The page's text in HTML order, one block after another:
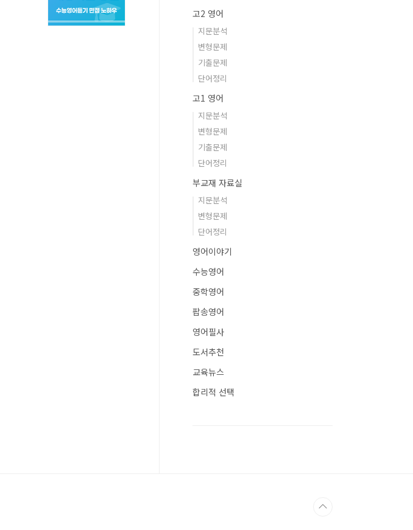
고2 영어
지문분석
변형문제
기출문제
단어정리
고1 영어
지문분석
변형문제
기출문제
단어정리
부교재 자료실
지문분석
변형문제
단어정리
영어이야기
수능영어
중학영어
팝송영어
영어필사
도서추천
교육뉴스
합리적 선택